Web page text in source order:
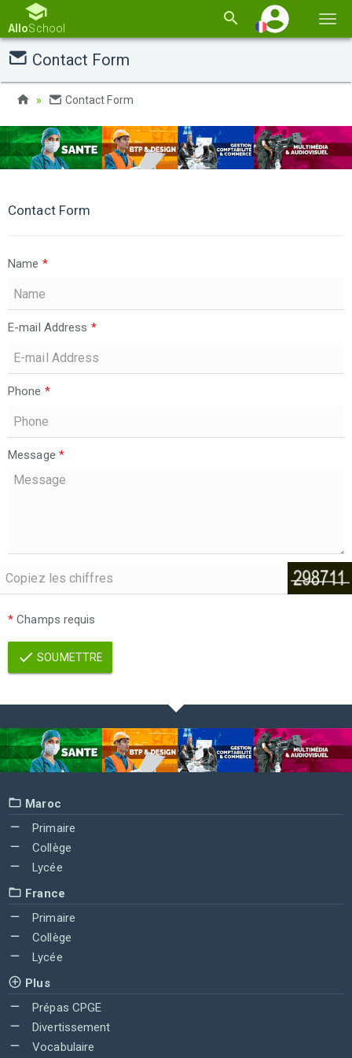
la
AlloSchool
Contact Form
Contact Form
Contact Form
Name *
E-mail Address *
Phone *
Message *
* Champs requis
SOUMETTRE
Maroc
Primaire
Collège
Lycée
France
Primaire
Collège
Lycée
Plus
Prépas CPGE
Divertissement
Vocabulaire